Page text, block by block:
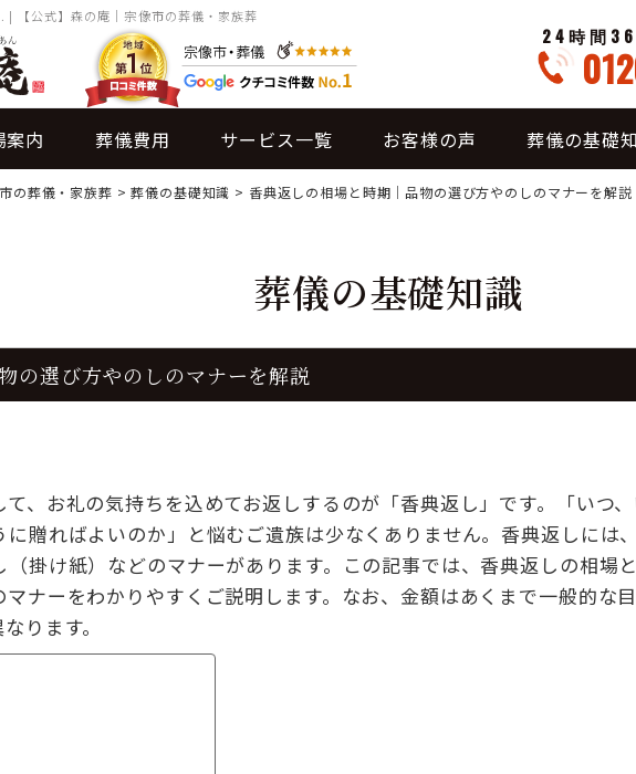
【公式】森の庵｜宗像市の葬儀・家族葬
24時間
案内 葬儀費用 サービス一覧 お客様の声 葬儀の基礎
の葬儀・家族葬 >葬儀の基礎知識 > 香典返しの相場と時期｜品物の選び方やのしのマナーを解説
葬儀の基礎知識
の選び方やのしのマナーを解説
、お礼の気持ちを込めてお返しするのが「香典返し」です。「いつ、
贈ればよいのか」と悩むご遺族は少なくありません。香典返しには
掛け紙）などのマナーがあります。この記事では、香典返しの相場
ナーをわかりやすくご説明します。なお、金額はあくまで一般的な
ります。